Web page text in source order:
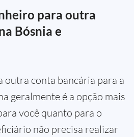
para outra
Bósnia e
outra conta bancária para a
geralmente é a opção mais
você quanto para o
não precisa realizar